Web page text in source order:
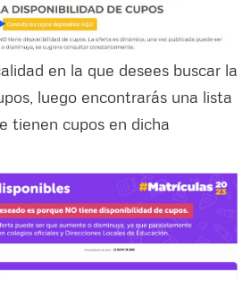
en la que desees buscar la
luego encontrarás una lista
tienen cupos en dicha